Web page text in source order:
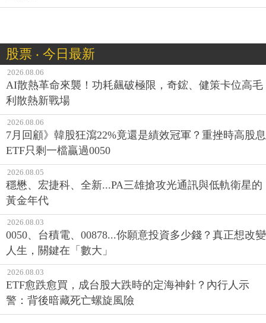
股票 ‧ 今日最新
2026.08.06
AI散熱革命來襲！功耗飆破極限，奇鋐、健策卡位高毛
利散熱新戰場
2026.08.06
7月回顧》韓股狂瀉22%竟還是績效冠軍？重挫時高股息
ETF只剩一檔贏過0050
2026.08.05
穩懋、宏捷科、全新...PA三雄搶攻光通訊與低軌衛星的
黃金年代
2026.08.03
0050、台積電、00878...你願意投資多少錢？真正想改變
人生，關鍵在「數大」
2026.08.03
ETF愈跌愈買，成台股大跌時的定海神針？內行人示
警：背後暗藏死亡螺旋風險